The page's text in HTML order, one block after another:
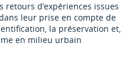
retours d’expériences issues
leur prise en compte de
la préservation et,
en milieu urbain